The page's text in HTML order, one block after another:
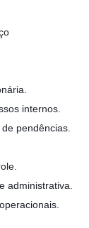
internos.
pendências.
administrativa.